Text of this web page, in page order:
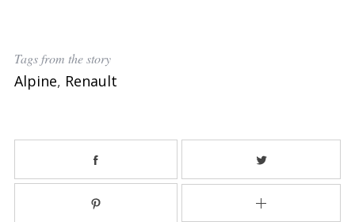
Tags from the story
Alpine, Renault